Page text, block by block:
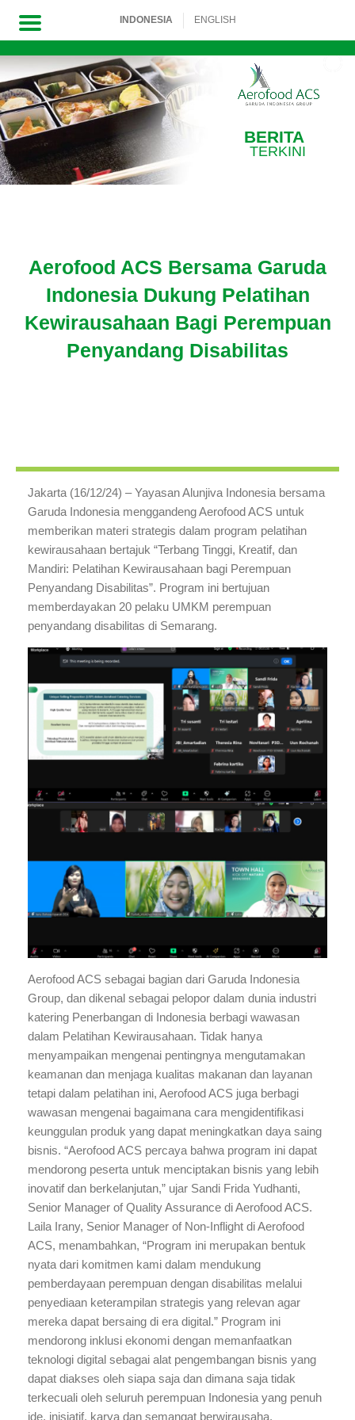
Skip
to
content
BERITA
TERKINI
INDONESIA ENGLISH
Aerofood ACS Bersama Garuda
Indonesia Dukung Pelatihan
Kewirausahaan Bagi Perempuan
Penyandang Disabilitas
Jakarta (16/12/24) – Yayasan Alunjiva Indonesia bersama
Garuda Indonesia menggandeng Aerofood ACS untuk
memberikan materi strategis dalam program pelatihan
kewirausahaan bertajuk “Terbang Tinggi, Kreatif, dan
Mandiri: Pelatihan Kewirausahaan bagi Perempuan
Penyandang Disabilitas”. Program ini bertujuan
memberdayakan 20 pelaku UMKM perempuan
penyandang disabilitas di Semarang.
Aerofood ACS sebagai bagian dari Garuda Indonesia
Group, dan dikenal sebagai pelopor dalam dunia industri
katering Penerbangan di Indonesia berbagi wawasan
dalam Pelatihan Kewirausahaan. Tidak hanya
menyampaikan mengenai pentingnya mengutamakan
keamanan dan menjaga kualitas makanan dan layanan
tetapi dalam pelatihan ini, Aerofood ACS juga berbagi
wawasan mengenai bagaimana cara mengidentifikasi
keunggulan produk yang dapat meningkatkan daya saing
bisnis. “Aerofood ACS percaya bahwa program ini dapat
mendorong peserta untuk menciptakan bisnis yang lebih
inovatif dan berkelanjutan,” ujar Sandi Frida Yudhanti,
Senior Manager of Quality Assurance di Aerofood ACS.
Laila Irany, Senior Manager of Non-Inflight di Aerofood
ACS, menambahkan, “Program ini merupakan bentuk
nyata dari komitmen kami dalam mendukung
pemberdayaan perempuan dengan disabilitas melalui
penyediaan keterampilan strategis yang relevan agar
mereka dapat bersaing di era digital.” Program ini
mendorong inklusi ekonomi dengan memanfaatkan
teknologi digital sebagai alat pengembangan bisnis yang
dapat diakses oleh siapa saja dan dimana saja tidak
terkecuali oleh seluruh perempuan Indonesia yang penuh
ide, inisiatif, karya dan semangat berwirausaha.